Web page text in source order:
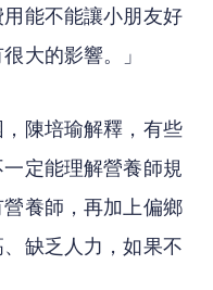
能不能讓小朋友好
大的影響。」
陳培瑜解釋，有些
定能理解營養師規
養師，再加上偏鄉
缺乏人力，如果不